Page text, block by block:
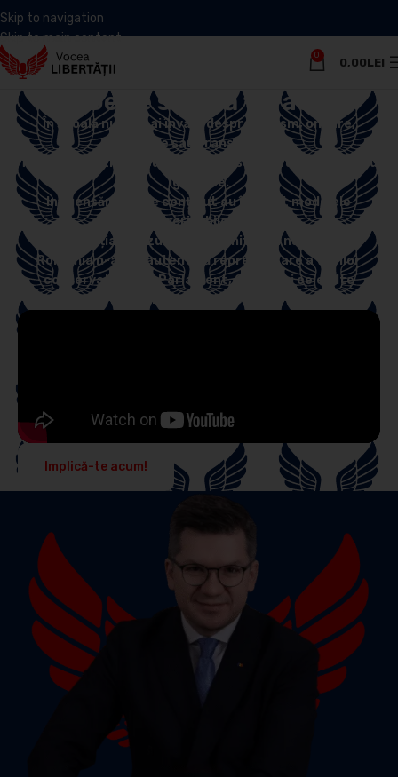
Skip to navigation
Skip to main content
0
0,00LEI
De ce suferă țara?
În școală nu se mai învață despre eroism, onoare,
identitate sau transcendență.
Tradiția creștină și cultura înaltă sunt batojocorite sau
ignorate.
Influensării goi de conținut au înlocuit modelele
veritabile.
Birocrația UE uzurpă suveranitatea națională.
România n-are o autentică reprezentare a vocilor
conservatoare în Parlament, Guvern și celelalte
instituții publice.
Implică-te acum!